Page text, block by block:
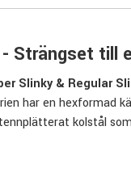
- Strängset till
Slinky & Regular
har en hexformad
kolstål
strängvalet